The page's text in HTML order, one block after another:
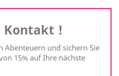
Kontakt !
Abenteuern und sichern Sie
15% auf Ihre nächste